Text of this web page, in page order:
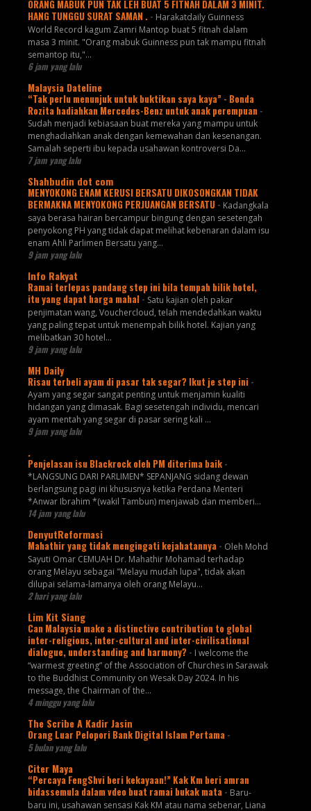
ORANG MABUK PUN TAK LEH BUAT 5 FITNAH DALAM 3 MINIT.
HANG TUNGGU SURAT SAMAN . - Harakatdaily Guinness
World Record kagum Zamri Mantop buat 5 fitnah dalam
masa 3 minit. "Orang mabuk Guinness pun tak mampu fitnah
semantop itu,"...
6 jam yang lalu
Malaysia Dateline
“Tak perlu menunjuk untuk buktikan saya kaya” - Bonda
Rozita hadiahkan Mercedes-Benz untuk anak perempuan -
Sudah menjadi kebiasaan buat mereka yang mampu untuk
menghadiahkan anak dengan kemewahan dan kesenangan.
Samalah seperti ibu kepada usahawan kontroversi Da...
7 jam yang lalu
Shahbudin dot com
MENYOKONG ENAM KERUSI BERSATU DIKOSONGKAN TIDAK
BERMAKNA MENYOKONG PERJUANGAN BERSATU - Kadangkala
saya berasa hairan bercampur bingung dengan sesetengah
penyokong PH yang tidak dapat melihat kebenaran dalam isu
enam Ahli Parlimen Bersatu yang...
9 jam yang lalu
Info Rakyat
Ramai terlepas pandang step ini bila tempah bilik hotel,
itu yang dapat harga mahal - Satu kajian oleh pakar
penjimatan wang, Vouchercloud, telah mendedahkan waktu
yang paling tepat untuk menempah bilik hotel. Kajian yang
melibatkan 30 hotel...
9 jam yang lalu
MH Daily
Risau terbeli ayam di pasar tak segar? Ikut je step ini -
Ayam yang segar sangat penting untuk menjamin kualiti
hidangan yang dimasak. Bagi sesetengah individu, mencari
ayam mentah yang segar di pasar sering kali ...
9 jam yang lalu
.
Penjelasan isu Blackrock oleh PM diterima baik -
*LANGSUNG DARI PARLIMEN* SEPANJANG sidang dewan
berlangsung pagi ini khususnya ketika Perdana Menteri
*Anwar Ibrahim *(wakil Tambun) menjawab dan memberi...
14 jam yang lalu
DenyutReformasi
Mahathir yang tidak mengingati kejahatannya - Oleh Mohd
Sayuti Omar CEMUAH Dr. Mahathir Mohamad terhadap
orang Melayu sebagai "Melayu mudah lupa", tidak akan
dilupai selama-lamanya oleh orang Melayu...
2 hari yang lalu
Lim Kit Siang
Can Malaysia make a distinctive contribution to global
inter-religious, inter-cultural and inter-civilisational
dialogue, understanding and harmony? - I welcome the
“warmest greeting” of the Association of Churches in Sarawak
to the Buddhist Community on Wesak Day 2024. In his
message, the Chairman of the...
4 minggu yang lalu
The Scribe A Kadir Jasin
Orang Luar Pelopori Bank Digital Islam Pertama -
5 bulan yang lalu
Citer Maya
“Percaya FengShvi beri kekayaan!” Kak Km beri amran
bidassemula dalam vdeo buat ramai bukak mata - Baru-
baru ini, usahawan sensasi Kak KM atau nama sebenar, Liana